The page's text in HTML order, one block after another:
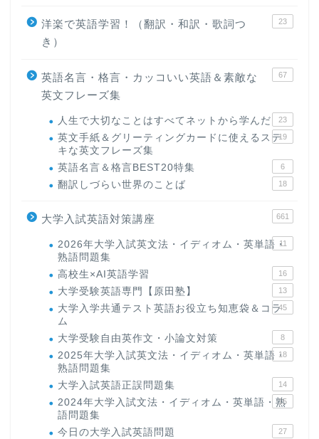
洋楽で英語学習！（翻訳・和訳・歌詞つ
き）
23
英語名言・格言・カッコいい英語＆素敵な
英文フレーズ集
67
人生で大切なことはすべてネットから学んだ 23
英文手紙＆グリーティングカードに使えるステ
キな英文フレーズ集
19
英語名言＆格言BEST20特集 6
翻訳しづらい世界のことば 18
大学入試英語対策講座 661
2026年大学入試英文法・イディオム・英単語・
熟語問題集
11
高校生×AI英語学習 16
大学受験英語専門【原田塾】 13
大学入学共通テスト英語お役立ち知恵袋＆コラ
ム
45
大学受験自由英作文・小論文対策 8
2025年大学入試英文法・イディオム・英単語・
熟語問題集
18
大学入試英語正誤問題集 14
2024年大学入試文法・イディオム・英単語・熟
語問題集
15
今日の大学入試英語問題 27